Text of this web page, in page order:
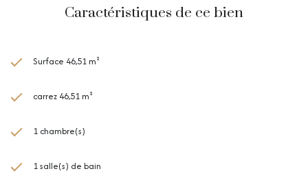
Caractéristiques de ce bien
Surface 46,51 m²
carrez 46,51 m²
1 chambre(s)
1 salle(s) de bain